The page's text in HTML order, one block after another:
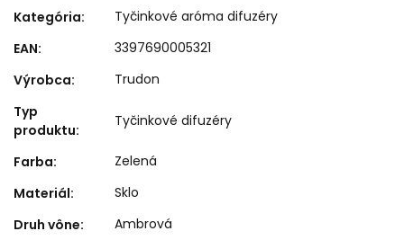
Kategória:
Tyčinkové aróma difuzéry
EAN:
3397690005321
Výrobca:
Trudon
Typ
produktu:
Tyčinkové difuzéry
Farba:
Zelená
Materiál:
Sklo
Druh vône:
Ambrová